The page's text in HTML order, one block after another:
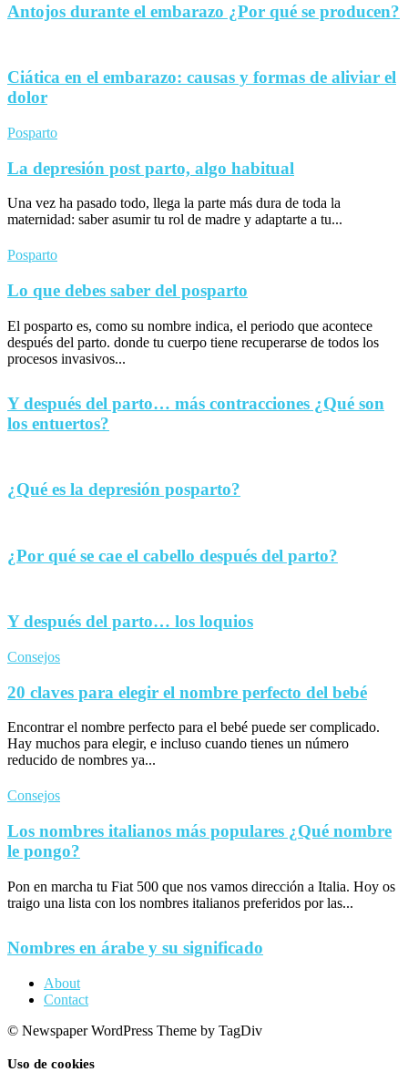
Antojos durante el embarazo ¿Por qué se producen?
Ciática en el embarazo: causas y formas de aliviar el
dolor
Posparto
La depresión post parto, algo habitual
Una vez ha pasado todo, llega la parte más dura de toda la
maternidad: saber asumir tu rol de madre y adaptarte a tu...
Posparto
Lo que debes saber del posparto
El posparto es, como su nombre indica, el periodo que acontece
después del parto. donde tu cuerpo tiene recuperarse de todos los
procesos invasivos...
Y después del parto… más contracciones ¿Qué son
los entuertos?
¿Qué es la depresión posparto?
¿Por qué se cae el cabello después del parto?
Y después del parto… los loquios
Consejos
20 claves para elegir el nombre perfecto del bebé
Encontrar el nombre perfecto para el bebé puede ser complicado.
Hay muchos para elegir, e incluso cuando tienes un número
reducido de nombres ya...
Consejos
Los nombres italianos más populares ¿Qué nombre
le pongo?
Pon en marcha tu Fiat 500 que nos vamos dirección a Italia. Hoy os
traigo una lista con los nombres italianos preferidos por las...
Nombres en árabe y su significado
About
Contact
© Newspaper WordPress Theme by TagDiv
Uso de cookies